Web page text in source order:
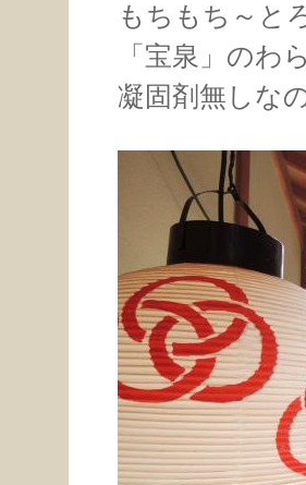
もちもち～と
「宝泉」のわ
凝固剤無しな